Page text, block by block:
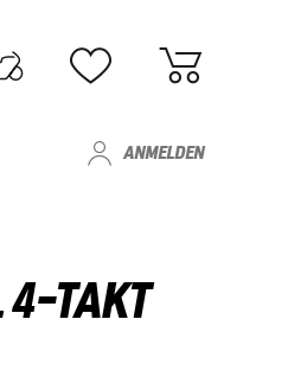
ANMELDEN
4-TAKT